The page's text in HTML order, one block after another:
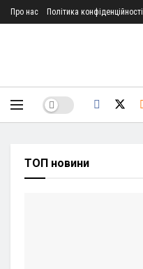
Про нас Політика конфіденційності
ТОП новини